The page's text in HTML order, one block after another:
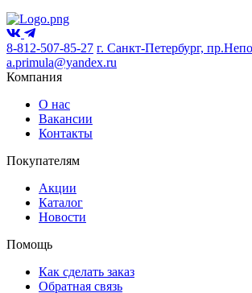
8-812-507-85-27 г. Санкт-Петербург,
a.primula@yandex.ru
Компания
О нас
Вакансии
Контакты
Покупателям
Акции
Каталог
Новости
Помощь
Как сделать заказ
Обратная связь